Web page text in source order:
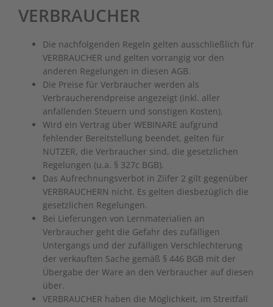
VERBRAUCHER
Die nachfolgenden Regeln gelten ausschließlich für
VERBRAUCHER und gelten vorrangig vor den
anderen Regelungen in diesen AGB.
Die Preise für Verbraucher werden als
Verbraucherendpreise angezeigt (inkl. aller
anfallenden Steuern und sonstigen Kosten).
Wird ein Vertrag über WEBINARE aufgrund
fehlender Bereitstellung beendet, gelten für
NUTZER, die Verbraucher sind, die gesetzlichen
Regelungen (u.a. § 327c BGB).
Das Aufrechnungsverbot in Ziifer ‎2 gilt gegenüber
VERBRAUCHERN nicht. Es gelten diesbezüglich die
gesetzlichen Regelungen.
Bei Lieferungen von Lernmaterialien an
Verbraucher geht die Gefahr des zufälligen
Untergangs und der zufälligen Verschlechterung
der verkauften Sache gemäß § 446 BGB mit der
Übergabe der Ware an den Verbraucher auf diesen
über.
VERBRAUCHER haben die Möglichkeit, im Streitfall